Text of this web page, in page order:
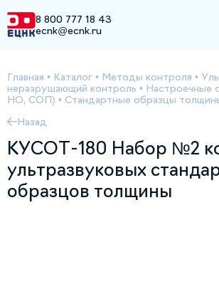
8 800 777 18 43
ecnk@ecnk.ru
Главная • Каталог • Методы контроля •
неразрушающий контроль • Настроечные
НО, СОП) • Стандартные образцы
Назад
КУСОТ-180 Набор №2
ультразвуковых
образцов толщины